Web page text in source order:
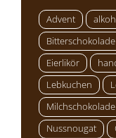
Advent
Bitterschokolade
Eierlikör
Lebkuchen
Milchschokolade
Nussnougat